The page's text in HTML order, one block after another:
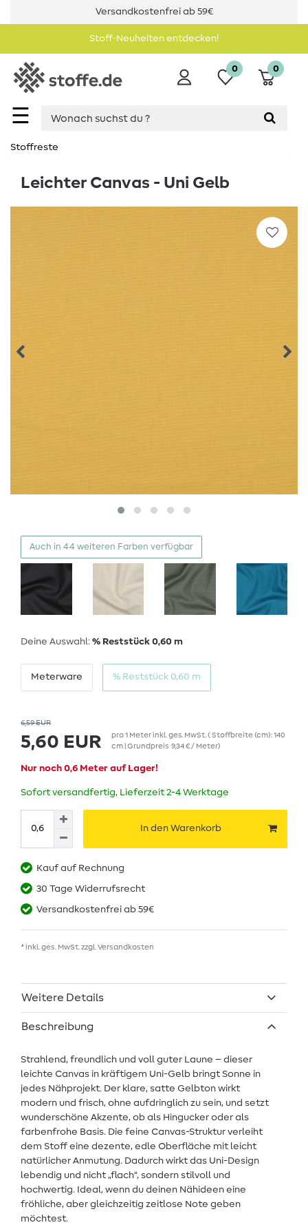
Versandkostenfrei ab 59€
Stoff-Neuheiten entdecken!
☰
0 0
Stoffreste
Leichter Canvas - Uni Gelb
Auch in 44 weiteren Farben verfügbar
Deine Auswahl: % Reststück 0,60 m
Meterware % Reststück 0,60 m
6,59 EUR
5,60 EUR pro1 Meterinkl. ges. MwSt. ( Stoffbreite (cm): 140
cm | Grundpreis 9,34 € / Meter)
Nur noch 0,6 Meter auf Lager!
Sofort versandfertig, Lieferzeit 2-4 Werktage
In den Warenkorb
Kauf auf Rechnung
30 Tage Widerrufsrecht
Versandkostenfrei ab 59€
* inkl. ges. MwSt. zzgl. Versandkosten
Weitere Details
Beschreibung
Strahlend, freundlich und voll guter Laune – dieser
leichte Canvas in kräftigem Uni-Gelb bringt Sonne in
jedes Nähprojekt. Der klare, satte Gelbton wirkt
modern und frisch, ohne aufdringlich zu sein, und setzt
wunderschöne Akzente, ob als Hingucker oder als
farbenfrohe Basis. Die feine Canvas-Struktur verleiht
dem Stoff eine dezente, edle Oberfläche mit leicht
natürlicher Anmutung. Dadurch wirkt das Uni-Design
lebendig und nicht „flach“, sondern stilvoll und
hochwertig. Ideal, wenn du deinen Nähideen eine
fröhliche, aber gleichzeitig zeitlose Note geben
möchtest.